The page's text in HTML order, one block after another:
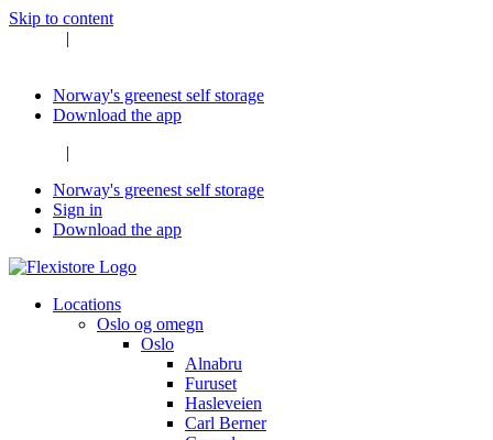
Skip to content
|
Norway's greenest self storage
Download the app
|
Norway's greenest self storage
Sign in
Download the app
Locations
Oslo og omegn
Oslo
Alnabru
Furuset
Hasleveien
Carl Berner